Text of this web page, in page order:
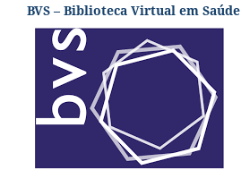
BVS – Biblioteca Virtual em Saúde